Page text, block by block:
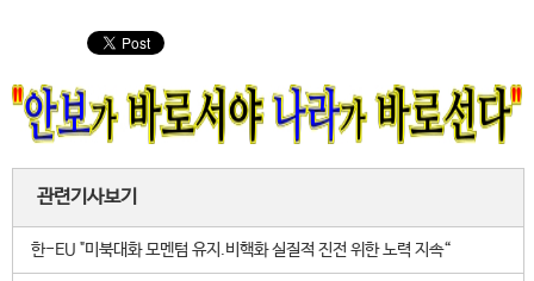
관련기사보기
한-EU "미북대화 모멘텀 유지.비핵화 실질적 진전 위한 노력 지속“